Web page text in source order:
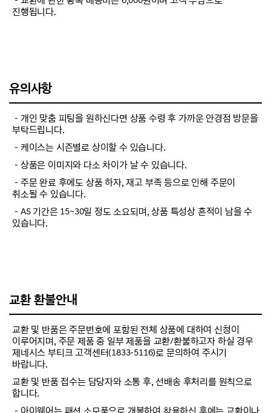
진행됩니다.
유의사항
－개인 맞춤 피팅을 원하신다면 상품 수령 후 가까운 안경점 방문을
부탁드립니다.
－케이스는 시즌별로 상이할 수 있습니다.
－상품은 이미지와 다소 차이가 날 수 있습니다.
－주문 완료 후에도 상품 하자, 재고 부족 등으로 인해 주문이
취소될 수 있습니다.
－AS 기간은 15~30일 정도 소요되며, 상품 특성상 흔적이 남을 수
있습니다.
교환 환불안내
교환 및 반품은 주문번호에 포함된 전체 상품에 대하여 신청이
이루어지며, 주문 제품 중 일부 제품을 교환/환불하고자 하실 경우
제네시스 부티크 고객센터(1833-5116)로 문의하여 주시기
바랍니다.
교환 및 반품 접수는 담당자와 소통 후, 선배송 후처리를 원칙으로
합니다.